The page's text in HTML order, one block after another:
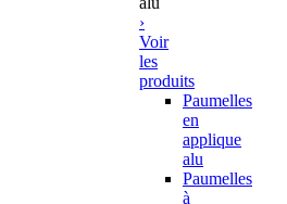
›
Voir
les
produits
Paumelles
en
applique
alu
Paumelles
à